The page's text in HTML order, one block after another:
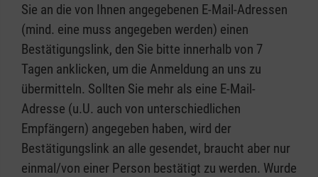
Sie an die von Ihnen angegebenen E-Mail-Adressen
(mind. eine muss angegeben werden) einen
Bestätigungslink, den Sie bitte innerhalb von 7
Tagen anklicken, um die Anmeldung an uns zu
übermitteln. Sollten Sie mehr als eine E-Mail-
Adresse (u.U. auch von unterschiedlichen
Empfängern) angegeben haben, wird der
Bestätigungslink an alle gesendet, braucht aber nur
einmal/von einer Person bestätigt zu werden. Wurde